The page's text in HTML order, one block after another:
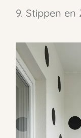
9. Stippen en